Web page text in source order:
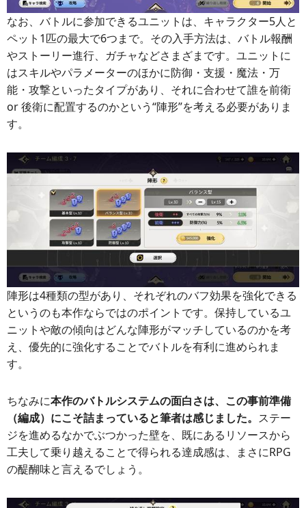
なお、バトルに参加できるユニットは、キャラクター5人と
ペット1匹の最大で6つまで。その入手方法は、バトル報酬
やストーリー進行、ガチャなどさまざまです。ユニットに
はスキルやパラメーターのほかに防御・支援・魔法・万
能・攻撃といったタイプがあり、それに合わせて誰を前衛
or 後衛に配置するのかという“陣形”を考える必要がありま
す。
陣形は4種類の型があり、それぞれのバフ効果を強化できる
というのも本作ならではのポイントです。保持しているユ
ニットや敵の傾向はどんな陣形がマッチしているのかを考
え、優先的に強化することでバトルを有利に進められま
す。
ちなみに本作のバトルシステムの面白さは、この事前準備
（編成）にこそ詰まっていると筆者は感じました。 ステー
ジを進めるなかでぶつかった壁を、既にあるリソースから
工夫して乗り越えることで得られる達成感は、まさにRPG
の醍醐味と言えるでしょう。